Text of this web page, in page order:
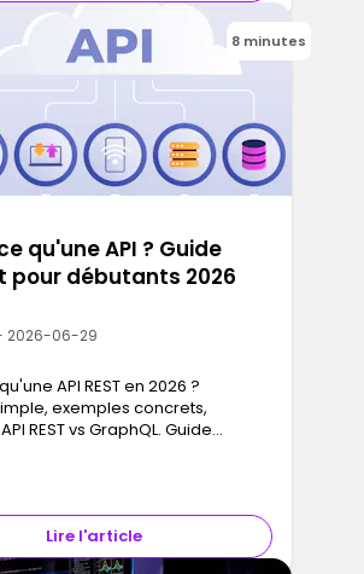
8 minutes
qu'une API ? Guide
pour débutants 2026
2026-06-29
API REST en 2026 ?
exemples concrets,
REST vs GraphQL. Guide
Lire l'article